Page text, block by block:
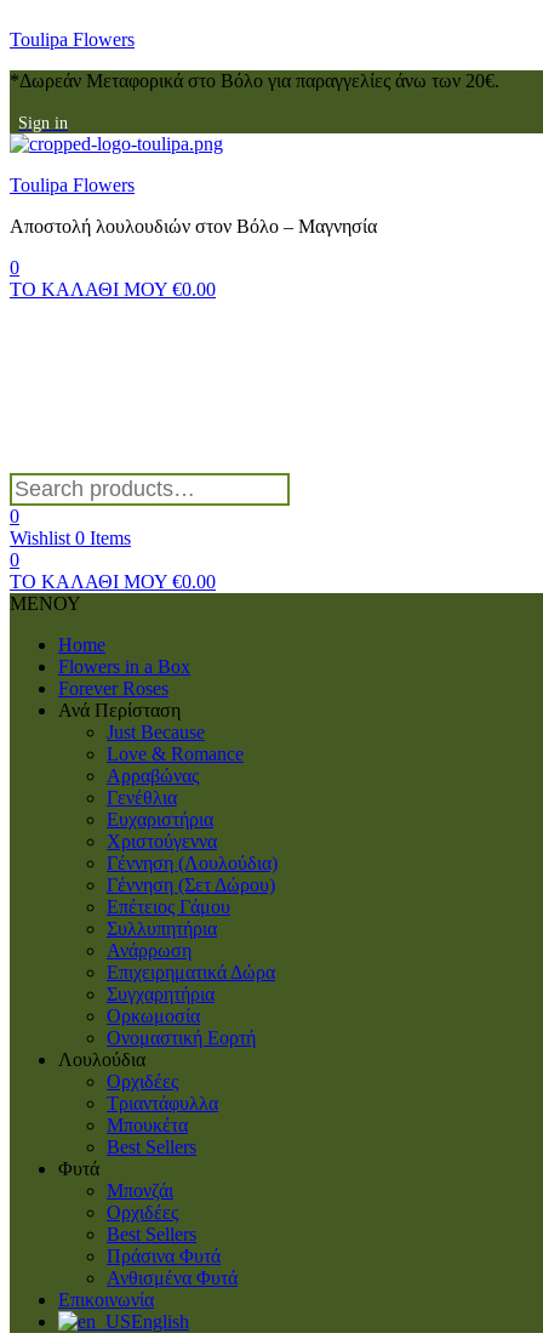
Toulipa Flowers
*Δωρεάν Μεταφορικά στο Βόλο για παραγγελίες άνω των 20€.
Sign in
Menu
Toulipa Flowers
Αποστολή λουλουδιών στον Βόλο – Μαγνησία
0
ΤΟ ΚΑΛΑΘΙ ΜΟΥ €0.00
Search
for:
0
Wishlist 0 Items
0
ΤΟ ΚΑΛΑΘΙ ΜΟΥ €0.00
ΜΕΝΟΥ
Home
Flowers in a Box
Forever Roses
Ανά Περίσταση
Just Because
Love & Romance
Αρραβώνας
Γενέθλια
Ευχαριστήρια
Χριστούγεννα
Γέννηση (Λουλούδια)
Γέννηση (Σετ Δώρου)
Επέτειος Γάμου
Συλλυπητήρια
Ανάρρωση
Επιχειρηματικά Δώρα
Συγχαρητήρια
Ορκωμοσία
Ονομαστική Εορτή
Λουλούδια
Ορχιδέες
Τριαντάφυλλα
Μπουκέτα
Best Sellers
Φυτά
Μπονζάι
Ορχιδέες
Best Sellers
Πράσινα Φυτά
Ανθισμένα Φυτά
Επικοινωνία
English